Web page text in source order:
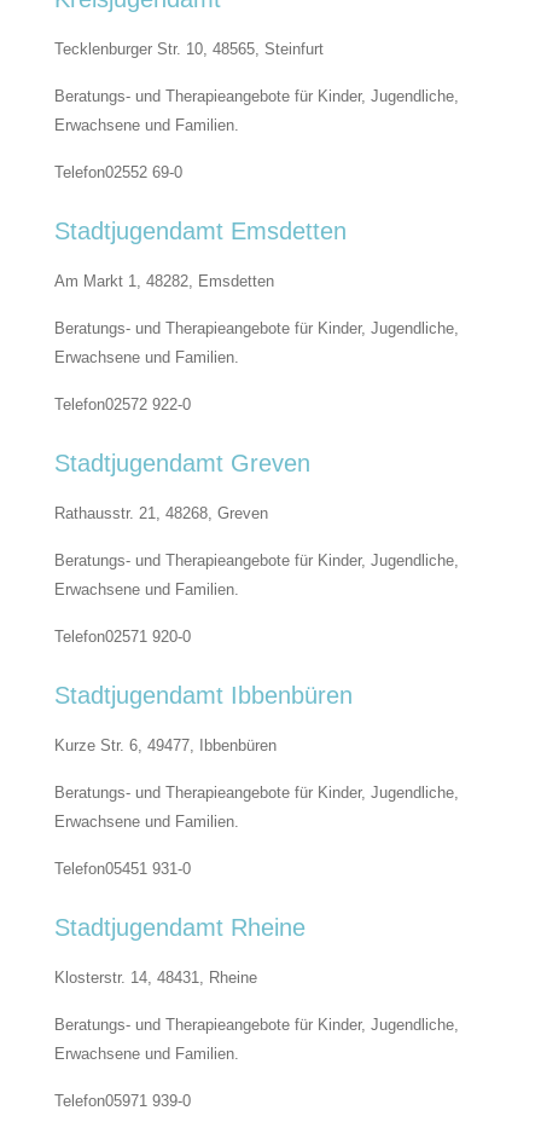
Tecklenburger Str. 10, 48565, Steinfurt
Beratungs- und Therapieangebote für Kinder, Jugendliche,
Erwachsene und Familien.
Telefon02552 69-0
Stadtjugendamt Emsdetten
Am Markt 1, 48282, Emsdetten
Beratungs- und Therapieangebote für Kinder, Jugendliche,
Erwachsene und Familien.
Telefon02572 922-0
Stadtjugendamt Greven
Rathausstr. 21, 48268, Greven
Beratungs- und Therapieangebote für Kinder, Jugendliche,
Erwachsene und Familien.
Telefon02571 920-0
Stadtjugendamt Ibbenbüren
Kurze Str. 6, 49477, Ibbenbüren
Beratungs- und Therapieangebote für Kinder, Jugendliche,
Erwachsene und Familien.
Telefon05451 931-0
Stadtjugendamt Rheine
Klosterstr. 14, 48431, Rheine
Beratungs- und Therapieangebote für Kinder, Jugendliche,
Erwachsene und Familien.
Telefon05971 939-0